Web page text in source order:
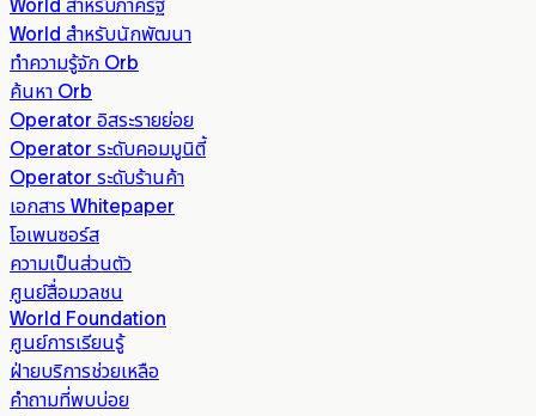
World สำหรับภาครัฐ
World สำหรับนักพัฒนา
ทำความรู้จัก Orb
ค้นหา Orb
Operator อิสระรายย่อย
Operator ระดับคอมมูนิตี้
Operator ระดับร้านค้า
เอกสาร Whitepaper
โอเพนซอร์ส
ความเป็นส่วนตัว
ศูนย์สื่อมวลชน
World Foundation
ศูนย์การเรียนรู้
ฝ่ายบริการช่วยเหลือ
คำถามที่พบบ่อย